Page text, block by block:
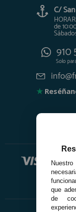
C/
de
910
Solo
★
que
de